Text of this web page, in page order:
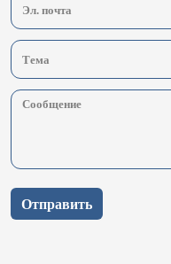
Отправить